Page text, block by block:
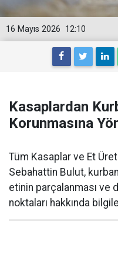
12:10
16 Mayıs 2026
Kasaplardan
Korunmasına
Tüm Kasaplar ve Et
Sebahattin Bulut,
etinin parçalanması ve
noktaları hakkında